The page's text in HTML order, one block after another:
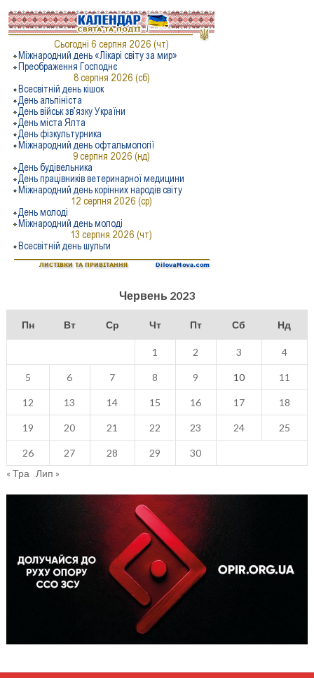
Червень 2023
Пн Вт Ср Чт Пт Сб Нд
1 2 3 4
5 6 7 8 9 10 11
12 13 14 15 16 17 18
19 20 21 22 23 24 25
26 27 28 29
30
« Тра
Лип »